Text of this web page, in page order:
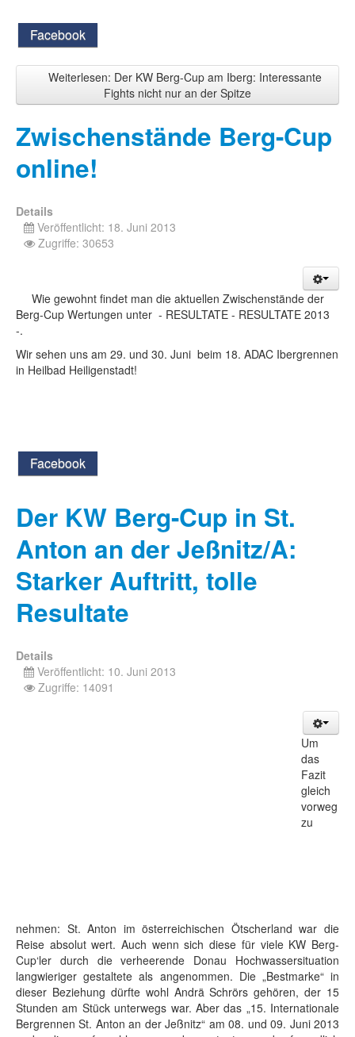
Facebook
Weiterlesen: Der KW Berg-Cup am Iberg: Interessante
Fights nicht nur an der Spitze
Zwischenstände Berg-Cup
online!
Details
Veröffentlicht: 18. Juni 2013
Zugriffe: 30653
Wie gewohnt findet man die aktuellen Zwischenstände der
Berg-Cup Wertungen unter - RESULTATE - RESULTATE 2013
-.
Wir sehen uns am 29. und 30. Juni beim 18. ADAC Ibergrennen
in Heilbad Heiligenstadt!
Facebook
Der KW Berg-Cup in St.
Anton an der Jeßnitz/A:
Starker Auftritt, tolle
Resultate
Details
Veröffentlicht: 10. Juni 2013
Zugriffe: 14091
Um
das
Fazit
gleich
vorweg
zu
nehmen: St. Anton im österreichischen Ötscherland war die
Reise absolut wert. Auch wenn sich diese für viele KW Berg-
Cup‘ler durch die verheerende Donau Hochwassersituation
langwieriger gestaltete als angenommen. Die „Bestmarke“ in
dieser Beziehung dürfte wohl Andrä Schrörs gehören, der 15
Stunden am Stück unterwegs war. Aber das „15. Internationale
Bergrennen St. Anton an der Jeßnitz“ am 08. und 09. Juni 2013